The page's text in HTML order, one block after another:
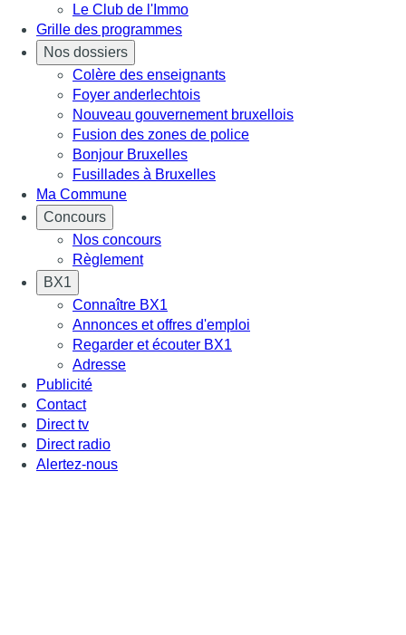
Le Club de l'Immo
Grille des programmes
Nos dossiers
Colère des enseignants
Foyer anderlechtois
Nouveau gouvernement bruxellois
Fusion des zones de police
Bonjour Bruxelles
Fusillades à Bruxelles
Ma Commune
Concours
Nos concours
Règlement
BX1
Connaître BX1
Annonces et offres d'emploi
Regarder et écouter BX1
Adresse
Publicité
Contact
Direct tv
Direct radio
Alertez-nous